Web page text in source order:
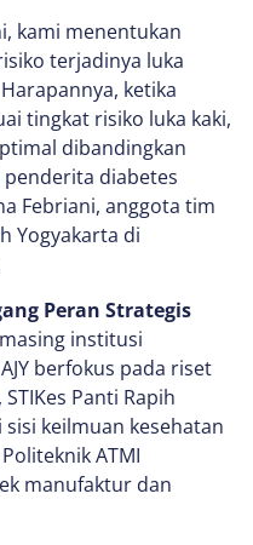
kami menentukan
terjadinya luka
ketika
tingkat risiko luka kaki,
dibandingkan
diabetes
Febriani, anggota tim
Yogyakarta di
Peran Strategis
institusi
berfokus pada riset
Panti Rapih
keilmuan kesehatan
ATMI
manufaktur dan